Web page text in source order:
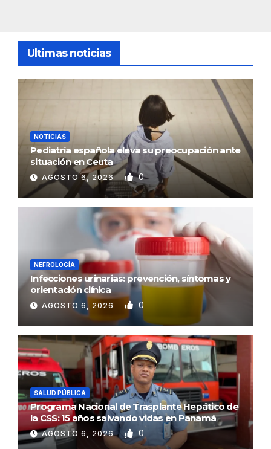
Ultimas noticias
NOTICIAS
Pediatría española eleva su preocupación ante
situación en Ceuta
AGOSTO 6, 2026 0
NEFROLOGÍA
Infecciones urinarias: prevención, síntomas y
orientación clínica
AGOSTO 6, 2026 0
SALUD PÚBLICA
Programa Nacional de Trasplante Hepático de
la CSS: 15 años salvando vidas en Panamá
AGOSTO 6, 2026 0